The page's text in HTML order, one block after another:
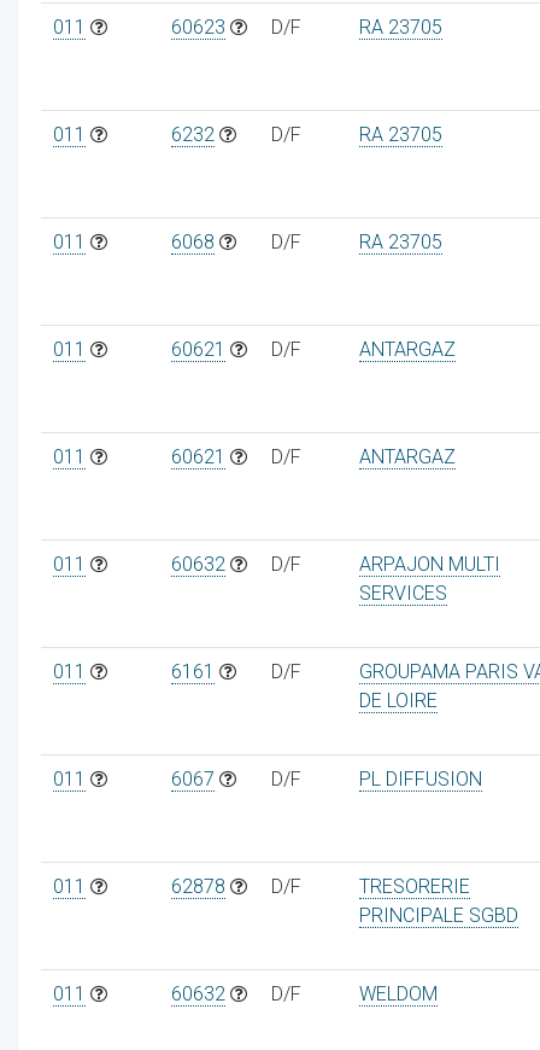
011 60623 D/F RA 23705
011 6232 D/F RA 23705
011 6068 D/F RA 23705
011 60621 D/F ANTARGAZ
011 60621 D/F ANTARGAZ
011 60632 D/F
ARPAJON MULTI
SERVICES
011 6161 D/F
GROUPAMA PARIS
DE LOIRE
011 6067 D/F PL DIFFUSION
011 62878 D/F
TRESORERIE
PRINCIPALE SGBD
011 60632 D/F WELDOM